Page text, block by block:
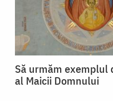
Să urmăm exemplul
al Maicii Domnului